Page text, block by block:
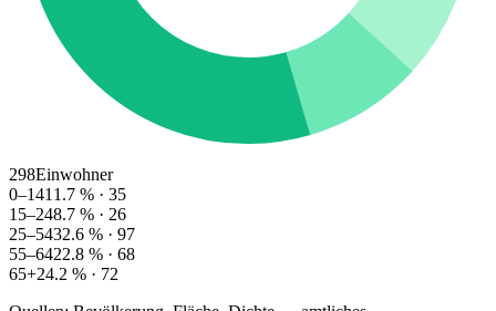
298Einwohner
0–1411.7 % · 35
15–248.7 % · 26
25–5432.6 % · 97
55–6422.8 % · 68
65+24.2 % · 72